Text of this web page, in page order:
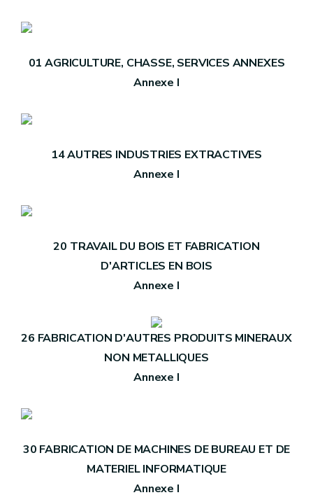
01 AGRICULTURE, CHASSE, SERVICES ANNEXES
Annexe I
14 AUTRES INDUSTRIES EXTRACTIVES
Annexe I
20 TRAVAIL DU BOIS ET FABRICATION
D'ARTICLES EN BOIS
Annexe I
26 FABRICATION D'AUTRES PRODUITS MINERAUX
NON METALLIQUES
Annexe I
30 FABRICATION DE MACHINES DE BUREAU ET DE
MATERIEL INFORMATIQUE
Annexe I